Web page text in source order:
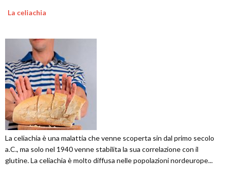
La celiachia
La celiachia è una malattia che venne scoperta sin dal primo secolo
a.C., ma solo nel 1940 venne stabilita la sua correlazione con il
glutine. La celiachia è molto diffusa nelle popolazioni nordeurope...